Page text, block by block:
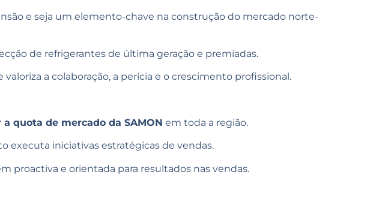
e seja um elemento-chave na construção do mercado norte-
de refrigerantes de última geração e premiadas.
a colaboração, a perícia e o crescimento profissional.
quota de mercado da SAMON em toda a região.
executa iniciativas estratégicas de vendas.
proactiva e orientada para resultados nas vendas.